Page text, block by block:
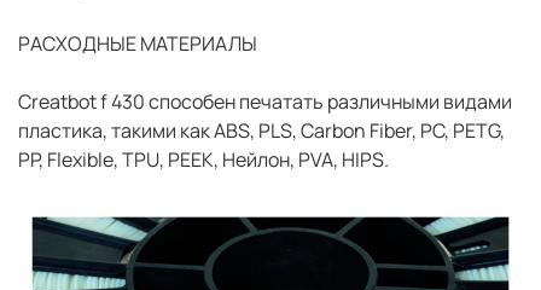
РАСХОДНЫЕ МАТЕРИАЛЫ
Сreatbot f 430 способен печатать различными видами
пластика, такими как ABS, PLS, Carbon Fiber, PC, PETG,
PP, Flexible, TPU, PEEK, Нейлон, PVA, HIPS.